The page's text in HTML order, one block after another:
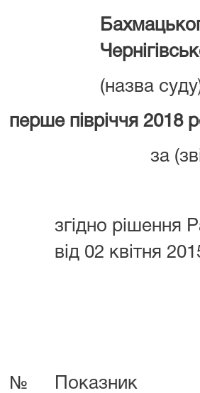
(назва
перше півріччя 2018
за
згідно рішення
від 02 квітня
№ Показник